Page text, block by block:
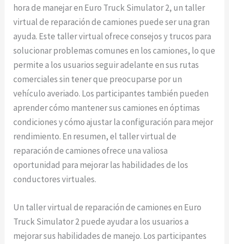
hora de manejar en Euro Truck Simulator 2, un taller
virtual de reparación de camiones puede ser una gran
ayuda. Este taller virtual ofrece consejos y trucos para
solucionar problemas comunes en los camiones, lo que
permite a los usuarios seguir adelante en sus rutas
comerciales sin tener que preocuparse por un
vehículo averiado. Los participantes también pueden
aprender cómo mantener sus camiones en óptimas
condiciones y cómo ajustar la configuración para mejor
rendimiento. En resumen, el taller virtual de
reparación de camiones ofrece una valiosa
oportunidad para mejorar las habilidades de los
conductores virtuales.
Un taller virtual de reparación de camiones en Euro
Truck Simulator 2 puede ayudar a los usuarios a
mejorar sus habilidades de manejo. Los participantes